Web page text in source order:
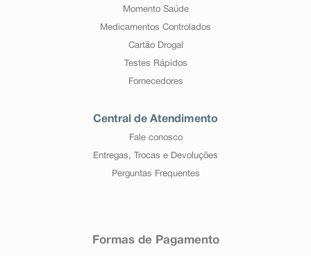
Momento Saúde
Medicamentos Controlados
Cartão Drogal
Testes Rápidos
Fornecedores
Central de Atendimento
Fale conosco
Entregas, Trocas e Devoluções
Perguntas Frequentes
Formas de Pagamento